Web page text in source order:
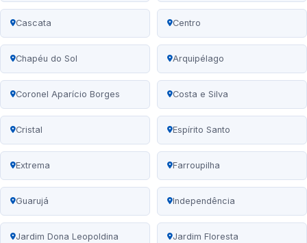
Cascata Centro
Chapéu do Sol Arquipélago
Coronel Aparício Borges Costa e Silva
Cristal Espírito Santo
Extrema Farroupilha
Guarujá Independência
Jardim Dona Leopoldina Jardim Floresta